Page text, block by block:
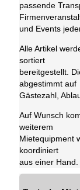
passende
und Events
Alle Artikel
sortiert
bereitgestellt.
abgestimmt auf
Gästezahl,
Auf Wunsch
weiterem
Mietequipment
koordiniert
aus einer Hand.